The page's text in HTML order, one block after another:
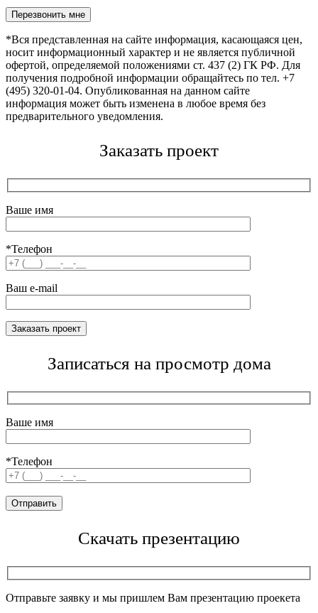
Оставьте это поле пустым.
*Вся представленная на сайте информация, касающаяся цен,
носит информационный характер и не является публичной
офертой, определяемой положениями ст. 437 (2) ГК РФ. Для
получения подробной информации обращайтесь по тел. +7
(495) 320-01-04. Опубликованная на данном сайте
информация может быть изменена в любое время без
предварительного уведомления.
Заказать проект
Ваше имя
*Телефон
Ваш e-mail
Записаться на просмотр дома
Ваше имя
*Телефон
Скачать презентацию
Отправьте заявку и мы пришлем Вам презентацию проекета